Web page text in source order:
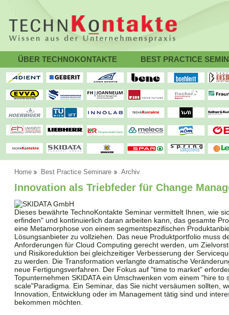
ÜBER TECHNOKONTAKTE BEST PRACTICE
Home Best Practice Seminare Archiv
Innovation als Triebfeder für Change
Dieses bewährte TechnoKontakte Seminar vermittelt Ihnen, wie
erfinden" und kontinuierlich daran arbeiten kann, das gesamte
eine Metamorphose von einem segmentspezifischen
Lösungsanbieter zu vollziehen. Das neue Produktportfolio muss
Anforderungen für Cloud Computing gerecht werden, um
und Risikoreduktion bei gleichzeitiger Verbesserung der
zu werden. Die Transformation verlangte dramatische
neue Fertigungsverfahren. Der Fokus auf "time to market"
Topunternehmen SKIDATA ein Umschwenken vom einem "hire
scale"Paradigma. Ein Seminar, das Sie nicht versäumen sollten,
Innovation, Entwicklung oder im Management tätig sind und
bekommen möchten.